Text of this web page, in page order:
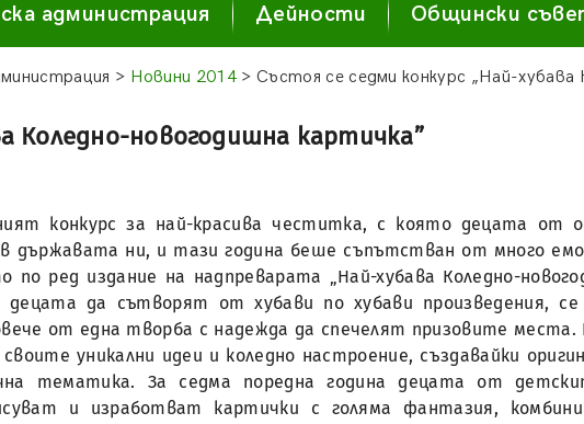
администрация Дейности Общински
> Новини 2014 > Състоя се седми конкурс „Най-
Коледно-новогодишна картичка”
конкурс за най-красива честитка, с която децата от
държавата ни, и тази година беше съпътстван от много
по ред издание на надпреварата „Най-хубава Коледно-
да сътворят от хубави по хубави произведения,
от една творба с надежда да спечелят призовите места.
уникални идеи и коледно настроение, създавайки
тематика. За седма поредна година децата от
и изработват картички с голяма фантазия,